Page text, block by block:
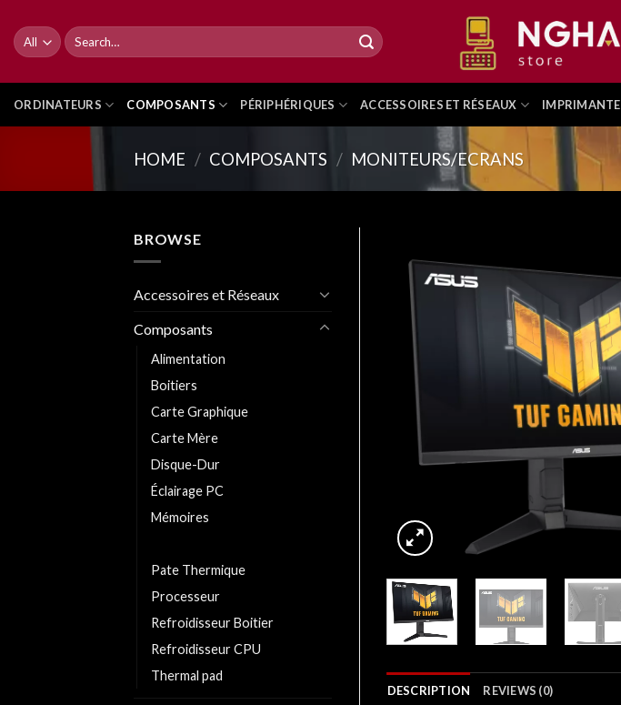
content
Search
for:
ORDINATEURS COMPOSANTS PÉRIPHÉRIQUES ACCESSOIRES ET RÉSEAUX IMPRIMANTE
HOME / COMPOSANTS / MONITEURS/ECRANS
BROWSE
Accessoires et Réseaux
Composants
Alimentation
Boitiers
Carte Graphique
Carte Mère
Disque-Dur
Éclairage PC
Mémoires
Pate Thermique
Processeur
Refroidisseur Boitier
Refroidisseur CPU
Thermal pad
DESCRIPTION REVIEWS (0)